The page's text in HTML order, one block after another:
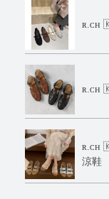
ʀ.ᴄʜ
ʀ.ᴄʜ
ʀ.ᴄʜ
涼鞋